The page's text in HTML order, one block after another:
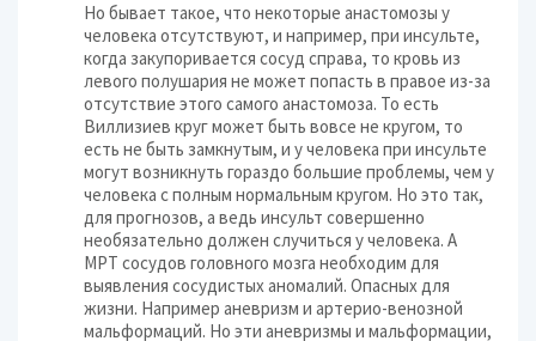
Но бывает такое, что некоторые анастомозы у
человека отсутствуют, и например, при инсульте,
когда закупоривается сосуд справа, то кровь из
левого полушария не может попасть в правое из-за
отсутствие этого самого анастомоза. То есть
Виллизиев круг может быть вовсе не кругом, то
есть не быть замкнутым, и у человека при инсульте
могут возникнуть гораздо большие проблемы, чем у
человека с полным нормальным кругом. Но это так,
для прогнозов, а ведь инсульт совершенно
необязательно должен случиться у человека. А
МРТ сосудов головного мозга необходим для
выявления сосудистых аномалий. Опасных для
жизни. Например аневризм и артерио-венозной
мальформаций. Но эти аневризмы и мальформации,